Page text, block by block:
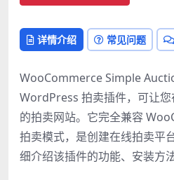
详情介绍 常见问题
WooCommerce Simple
WordPress 拍卖插件，可让
的拍卖网站。它完全兼容
拍卖模式，是创建在线拍卖平
细介绍该插件的功能、安装方